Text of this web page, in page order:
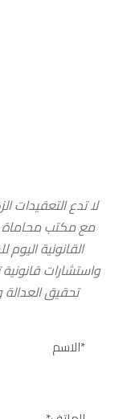
لا تدع التعقيدات
مع مكتب محاماة
القانونية
واستشارات
تحقيق العدالة